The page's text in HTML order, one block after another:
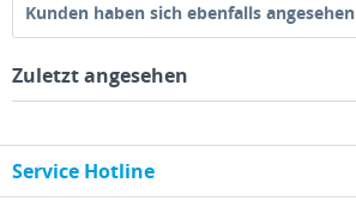
Kunden haben sich ebenfalls angesehen
Zuletzt angesehen
Service Hotline